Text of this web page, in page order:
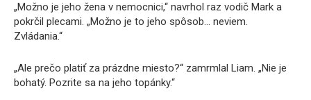
„Možno je jeho žena v nemocnici,“ navrhol raz vodič Mark a
pokrčil plecami. „Možno je to jeho spôsob… neviem.
Zvládania.“
„Ale prečo platiť za prázdne miesto?“ zamrmlal Liam. „Nie je
bohatý. Pozrite sa na jeho topánky.“